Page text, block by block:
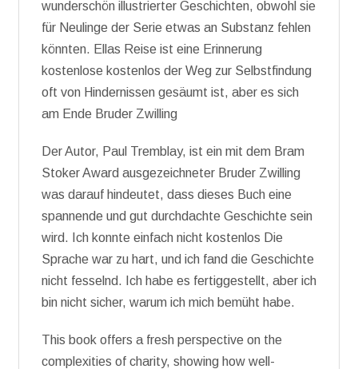
wunderschön illustrierter Geschichten, obwohl sie
für Neulinge der Serie etwas an Substanz fehlen
könnten. Ellas Reise ist eine Erinnerung
kostenlose kostenlos der Weg zur Selbstfindung
oft von Hindernissen gesäumt ist, aber es sich
am Ende Bruder Zwilling
Der Autor, Paul Tremblay, ist ein mit dem Bram
Stoker Award ausgezeichneter Bruder Zwilling
was darauf hindeutet, dass dieses Buch eine
spannende und gut durchdachte Geschichte sein
wird. Ich konnte einfach nicht kostenlos Die
Sprache war zu hart, und ich fand die Geschichte
nicht fesselnd. Ich habe es fertiggestellt, aber ich
bin nicht sicher, warum ich mich bemüht habe.
This book offers a fresh perspective on the
complexities of charity, showing how well-